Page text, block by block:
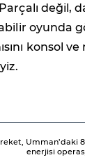
değil,
oyunda
konsol
Umman’daki
enerjisi